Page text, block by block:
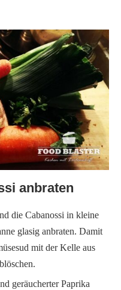
anbraten
die Cabanossi in kleine
glasig anbraten. Damit
mit der Kelle aus
geräucherter Paprika